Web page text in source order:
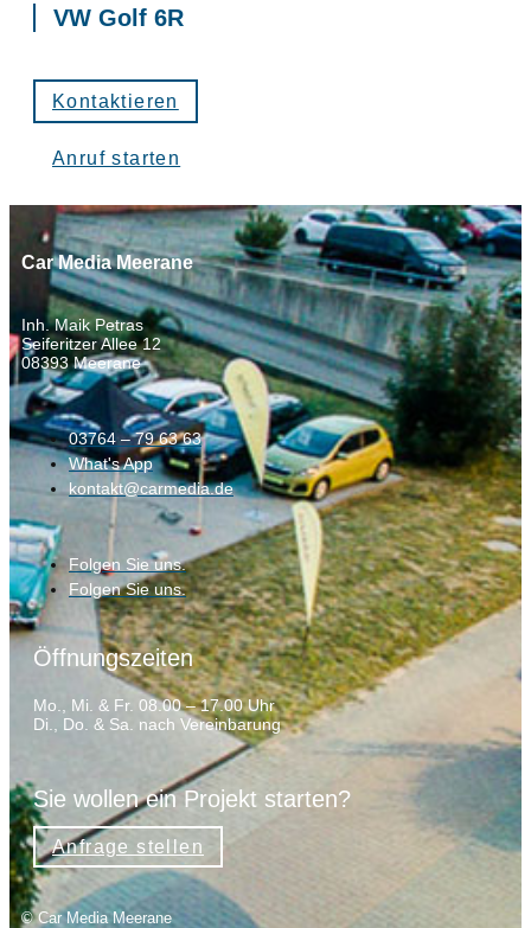
VW Golf 6R
Kontaktieren
Anruf starten
Car Media Meerane
Inh. Maik Petras
Seiferitzer Allee 12
08393 Meerane
03764 – 79 63 63
What's App
kontakt@carmedia.de
Folgen Sie uns.
Folgen Sie uns.
Öffnungszeiten
Mo., Mi. & Fr. 08.00 – 17.00 Uhr
Di., Do. & Sa. nach Vereinbarung
Sie wollen ein Projekt starten?
Anfrage stellen
© Car Media Meerane